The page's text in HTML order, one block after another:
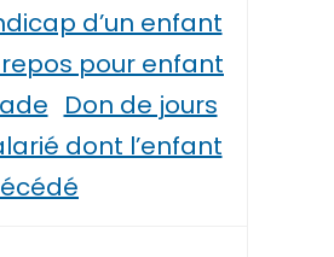
d’un enfant
pour enfant
Don de jours
dont l’enfant